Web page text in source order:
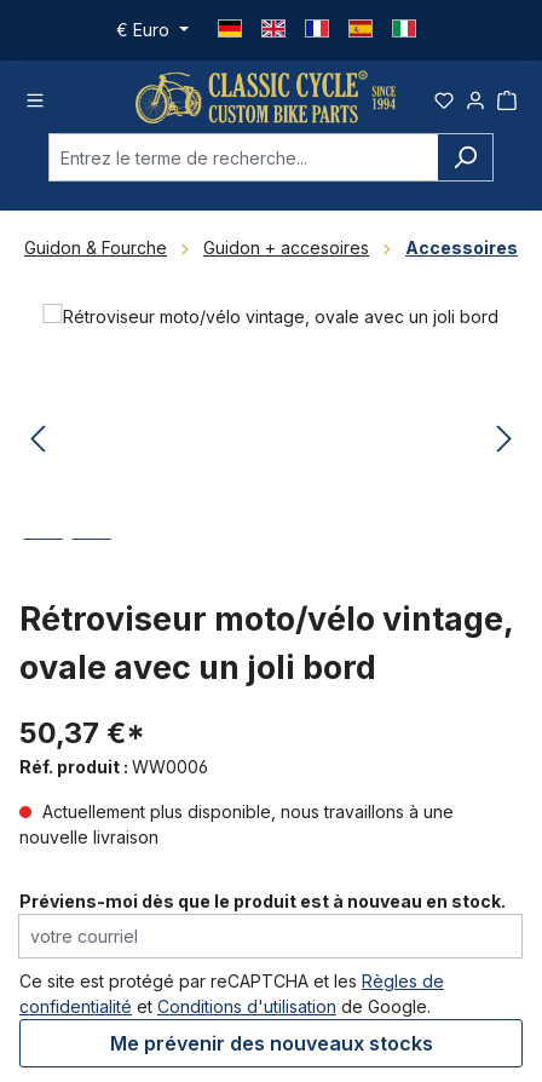
Passer au contenu principal
€ Euro
Guidon & Fourche Guidon + accesoires Accessoires
Ignorer la galerie d'images
Rétroviseur moto/vélo vintage,
ovale avec un joli bord
50,37 €*
Réf. produit : WW0006
Actuellement plus disponible, nous travaillons à une
nouvelle livraison
Préviens-moi dès que le produit est à nouveau en stock.
votre courriel
Ce site est protégé par reCAPTCHA et les Règles de
confidentialité et Conditions d'utilisation de Google.
Me prévenir des nouveaux stocks